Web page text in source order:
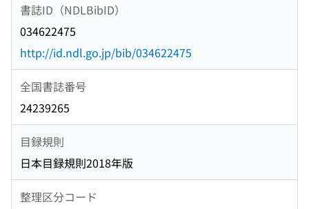
書誌ID（NDLBibID）
034622475
http://id.ndl.go.jp/bib/034622475
全国書誌番号
24239265
目録規則
日本目録規則2018年版
整理区分コード